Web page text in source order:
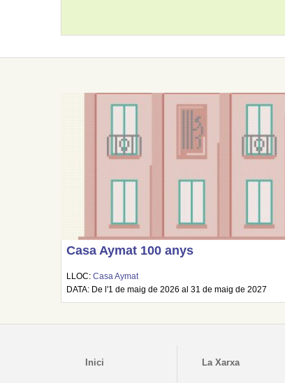
Casa Aymat 100 anys
LLOC:Casa Aymat
DATA: De l'1 de maig de 2026 al 31 de maig de 2027
Inici La Xarxa